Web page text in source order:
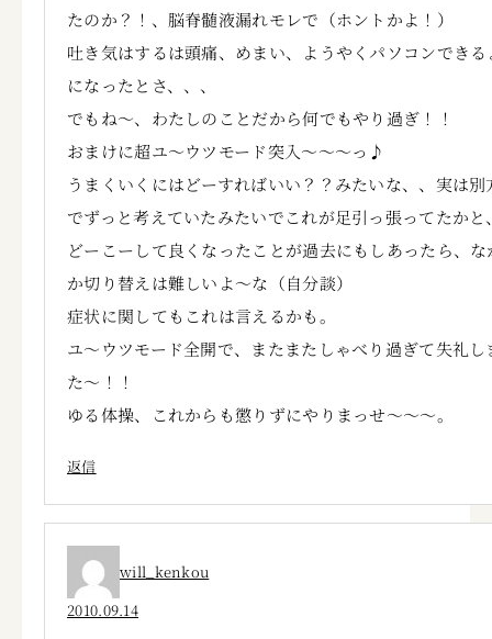
たのか？！、脳脊髄液漏れモレで（ホントかよ！）
吐き気はするは頭痛、めまい、ようやくパソコンできる
になったとさ、、、
でもね～、わたしのことだから何でもやり過ぎ！！
おまけに超ユ～ウツモード突入～～～っ♪
うまくいくにはどーすればいい？？みたいな、、実は別
でずっと考えていたみたいでこれが足引っ張ってたかと
どーこーして良くなったことが過去にもしあったら、な
か切り替えは難しいよ～な（自分談）
症状に関してもこれは言えるかも。
ユ～ウツモード全開で、またまたしゃべり過ぎて失礼し
た～！！
ゆる体操、これからも懲りずにやりまっせ～～～。
返信
will_kenkou
2010.09.14